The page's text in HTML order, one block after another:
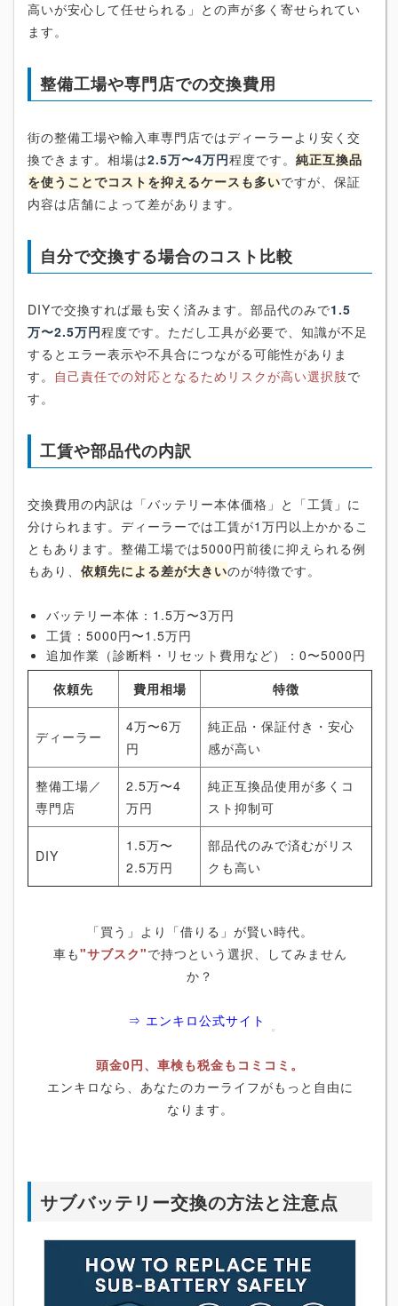
高いが安心して任せられる」との声が多く寄せられてい
ます。
整備工場や専門店での交換費用
街の整備工場や輸入車専門店ではディーラーより安く交
換できます。相場は2.5万〜4万円程度です。 純正互換品
を使うことでコストを抑えるケースも多いですが、保証
内容は店舗によって差があります。
自分で交換する場合のコスト比較
DIYで交換すれば最も安く済みます。部品代のみで1.5
万〜2.5万円程度です。ただし工具が必要で、知識が不足
するとエラー表示や不具合につながる可能性がありま
す。 自己責任での対応となるためリスクが高い選択肢で
す。
工賃や部品代の内訳
交換費用の内訳は「バッテリー本体価格」と「工賃」に
分けられます。ディーラーでは工賃が1万円以上かかるこ
ともあります。整備工場では5000円前後に抑えられる例
もあり、 依頼先による差が大きいのが特徴です。
バッテリー本体：1.5万〜3万円
工賃：5000円〜1.5万円
追加作業（診断料・リセット費用など）：0〜5000円
依頼先
費用相場 特徴
ディーラー
4万〜6万
円
純正品・保証付き・安心
感が高い
整備工場／
専門店
2.5万〜4
万円
純正互換品使用が多くコ
スト抑制可
DIY
1.5万〜
2.5万円
部品代のみで済むがリス
クも高い
「買う」より「借りる」が賢い時代。
車も"サブスク"で持つという選択、してみません
か？
⇒ エンキロ公式サイト
頭金0円、車検も税金もコミコミ。
エンキロなら、あなたのカーライフがもっと自由に
なります。
サブバッテリー交換の方法と注意点